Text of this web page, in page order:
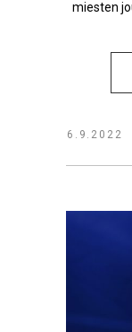
miesten
6.9.2022